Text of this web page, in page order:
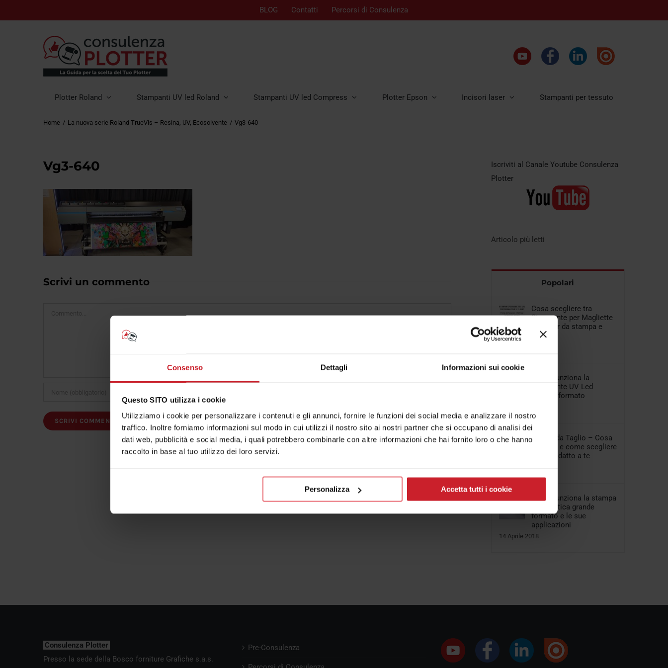
Consenso Dettagli Informazioni sui cookie
Questo SITO utilizza i cookie
Utilizziamo i cookie per personalizzare i contenuti e gli annunci, fornire le funzioni dei social media e analizzare il nostro
traffico. Inoltre forniamo informazioni sul modo in cui utilizzi il nostro sito ai nostri partner che si occupano di analisi dei
dati web, pubblicità e social media, i quali potrebbero combinarle con altre informazioni che hai fornito loro o che hanno
raccolto in base al tuo utilizzo dei loro servizi.
Personalizza Accetta tutti i cookie
BLOG Contatti Percorsi di Consulenza
Plotter Roland Stampanti UV led Roland Stampanti UV led Compress Plotter Epson Incisori laser Stampanti per tessuto
Home La nuova serie Roland TrueVis – Resina, UV, Ecosolvente Vg3-640
Vg3-640
Scrivi un commento
Iscriviti al Canale Youtube Consulenza
Plotter
Articolo più letti
Popolari
Cosa scegliere tra
Stampante per Magliette
e Plotter da stampa e
taglio
Come funziona la
Stampante UV Led
piccolo formato
Plotter da Taglio – Cosa
valutare e come scegliere
quello adatto a te
08 Aprile 2018
Come funziona la stampa
sublimatica grande
formato e le sue
applicazioni
14 Aprile 2018
Consulenza Plotter
Presso la sede della Bosco forniture Grafiche s.a.s.
Pre-Consulenza